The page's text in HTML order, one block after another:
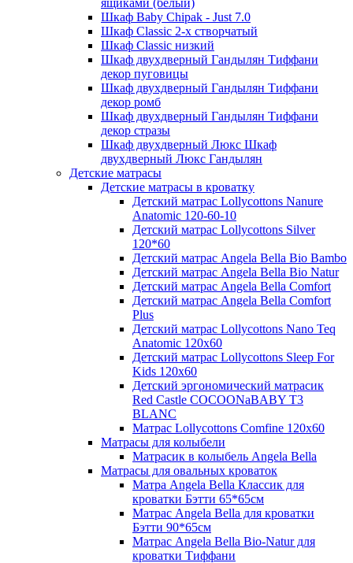
ящиками (белый)
Шкаф Baby Chipak - Just 7.0
Шкаф Classic 2-х створчатый
Шкаф Classic низкий
Шкаф двухдверный Гандылян Тиффани
декор пуговицы
Шкаф двухдверный Гандылян Тиффани
декор ромб
Шкаф двухдверный Гандылян Тиффани
декор стразы
Шкаф двухдверный Люкс Шкаф
двухдверный Люкс Гандылян
Детские матрасы
Детские матрасы в кроватку
Детский матрас Lollycottons Nanure
Anatomic 120-60-10
Детский матрас Lollycottons Silver
120*60
Детский матрас Angela Bella Bio Bambo
Детский матрас Angela Bella Bio Natur
Детский матрас Angela Bella Comfort
Детский матрас Angela Bella Comfort
Plus
Детский матрас Lollycottons Nano Teq
Anatomic 120х60
Детский матрас Lollycottons Sleep For
Kids 120x60
Детский эргономический матрасик
Red Castle COCOONaBABY T3
BLANC
Матрас Lollycottons Comfine 120x60
Матрасы для колыбели
Матрасик в колыбель Angela Bella
Матрасы для овальных кроваток
Матра Angela Bella Классик для
кроватки Бэтти 65*65см
Матрас Angela Bella для кроватки
Бэтти 90*65см
Матрас Angela Bella Bio-Natur для
кроватки Тиффани